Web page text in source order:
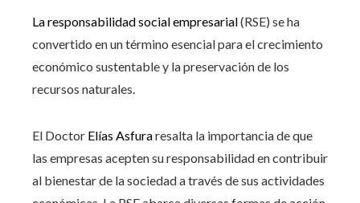
La responsabilidad social empresarial(RSE) se ha
convertido en un término esencial para el crecimiento
económico sustentable y la preservación de los
recursos naturales.
El Doctor Elías Asfuraresalta la importancia de que
las empresas acepten su responsabilidad en contribuir
al bienestar de la sociedad a través de sus actividades